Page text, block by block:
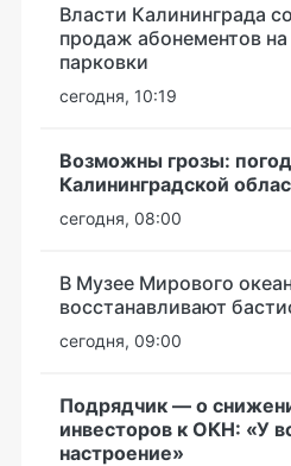
Власти Калининграда
продаж абонементов
парковки
сегодня, 10:19
Возможны грозы:
Калининградской
сегодня, 08:00
В Музее Мирового
восстанавливают
сегодня, 09:00
Подрядчик — о
инвесторов к ОКН: «У
настроение»